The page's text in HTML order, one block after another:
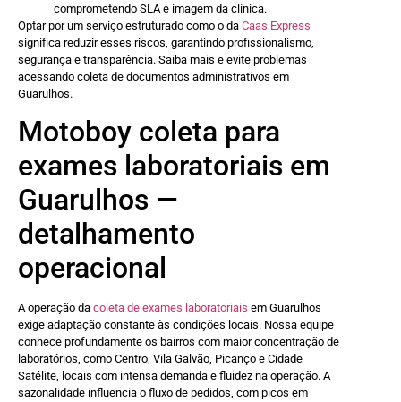
comprometendo SLA e imagem da clínica.
Optar por um serviço estruturado como o da Caas Express
significa reduzir esses riscos, garantindo profissionalismo,
segurança e transparência. Saiba mais e evite problemas
acessando coleta de documentos administrativos em
Guarulhos.
Motoboy coleta para
exames laboratoriais em
Guarulhos —
detalhamento
operacional
A operação da coleta de exames laboratoriais em Guarulhos
exige adaptação constante às condições locais. Nossa equipe
conhece profundamente os bairros com maior concentração de
laboratórios, como Centro, Vila Galvão, Picanço e Cidade
Satélite, locais com intensa demanda e fluidez na operação. A
sazonalidade influencia o fluxo de pedidos, com picos em